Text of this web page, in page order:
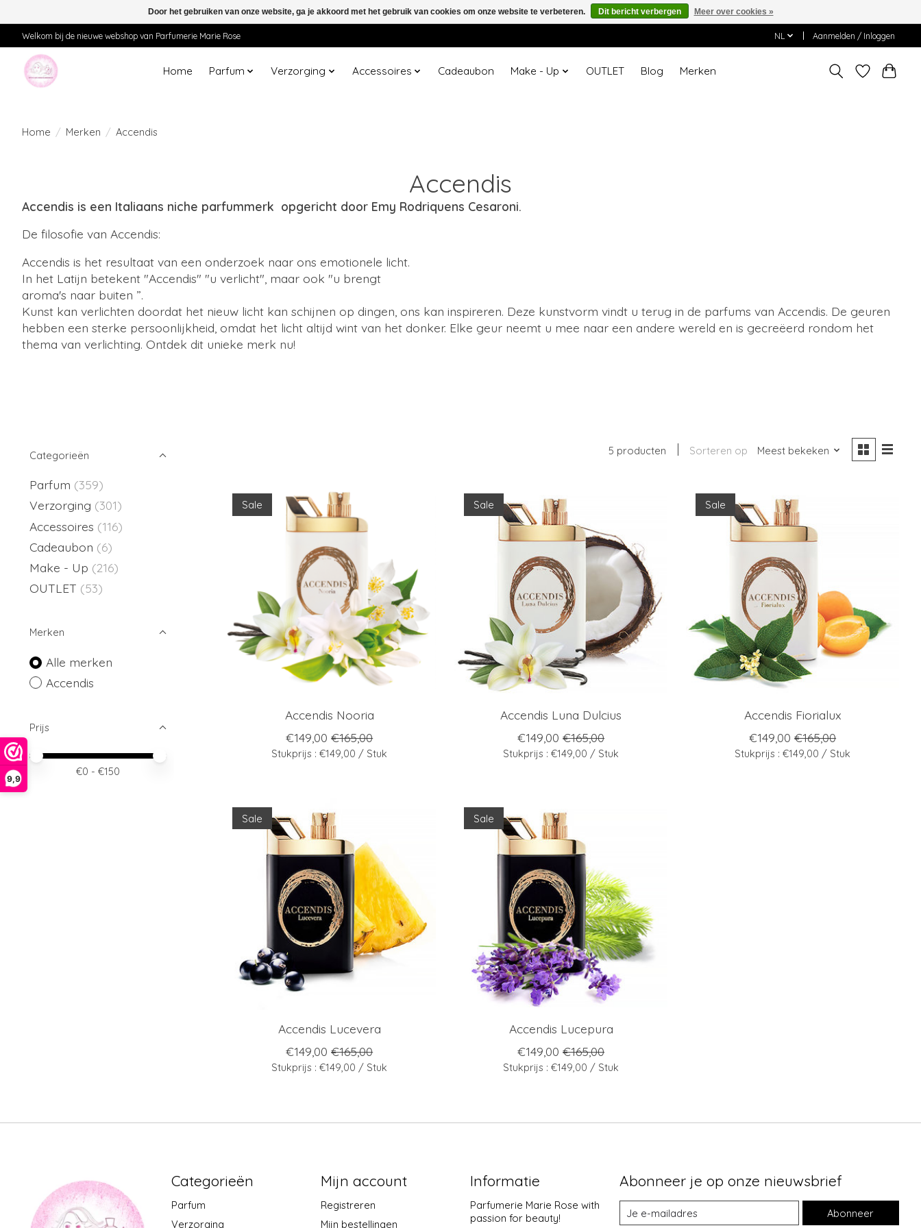
9,9
Welkom bij de nieuwe webshop van Parfumerie Marie Rose NL Aanmelden / Inloggen
Home Parfum Verzorging Accessoires Cadeaubon Make - Up OUTLET Blog Merken
Home / Merken / Accendis
Accendis
Accendis is een Italiaans niche parfummerk opgericht door Emy Rodriquens Cesaroni.
De filosofie van Accendis:
Accendis is het resultaat van een onderzoek naar ons emotionele licht.
In het Latijn betekent "Accendis" "u verlicht", maar ook "u brengt
aroma's naar buiten ”.
Kunst kan verlichten doordat het nieuw licht kan schijnen op dingen, ons kan inspireren. Deze kunstvorm vindt u terug in de parfums van Accendis. De geuren
hebben een sterke persoonlijkheid, omdat het licht altijd wint van het donker. Elke geur neemt u mee naar een andere wereld en is gecreëerd rondom het
thema van verlichting. Ontdek dit unieke merk nu!
Categorieën
Parfum (359)
Verzorging (301)
Accessoires (116)
Cadeaubon (6)
Make - Up (216)
OUTLET (53)
Merken
Alle merken
Accendis
Prijs
Minimale prijswaarde
Price maximum value
€0 - €150
5 producten Sorteren op Meest bekeken
Sale
Accendis Nooria
€149,00 €165,00
Stukprijs : €149,00 / Stuk
Sale
Accendis Luna Dulcius
€149,00 €165,00
Stukprijs : €149,00 / Stuk
Sale
Accendis Fiorialux
€149,00 €165,00
Stukprijs : €149,00 / Stuk
Sale
Accendis Lucevera
€149,00 €165,00
Stukprijs : €149,00 / Stuk
Sale
Accendis Lucepura
€149,00 €165,00
Stukprijs : €149,00 / Stuk
Categorieën
Parfum
Verzorging
Mijn account
Registreren
Mijn bestellingen
Informatie
Parfumerie Marie Rose with
passion for beauty!
Abonneer je op onze nieuwsbrief
Abonneer
Door het gebruiken van onze website, ga je akkoord met het gebruik van cookies om onze website te verbeteren. Dit bericht verbergen Meer over cookies »